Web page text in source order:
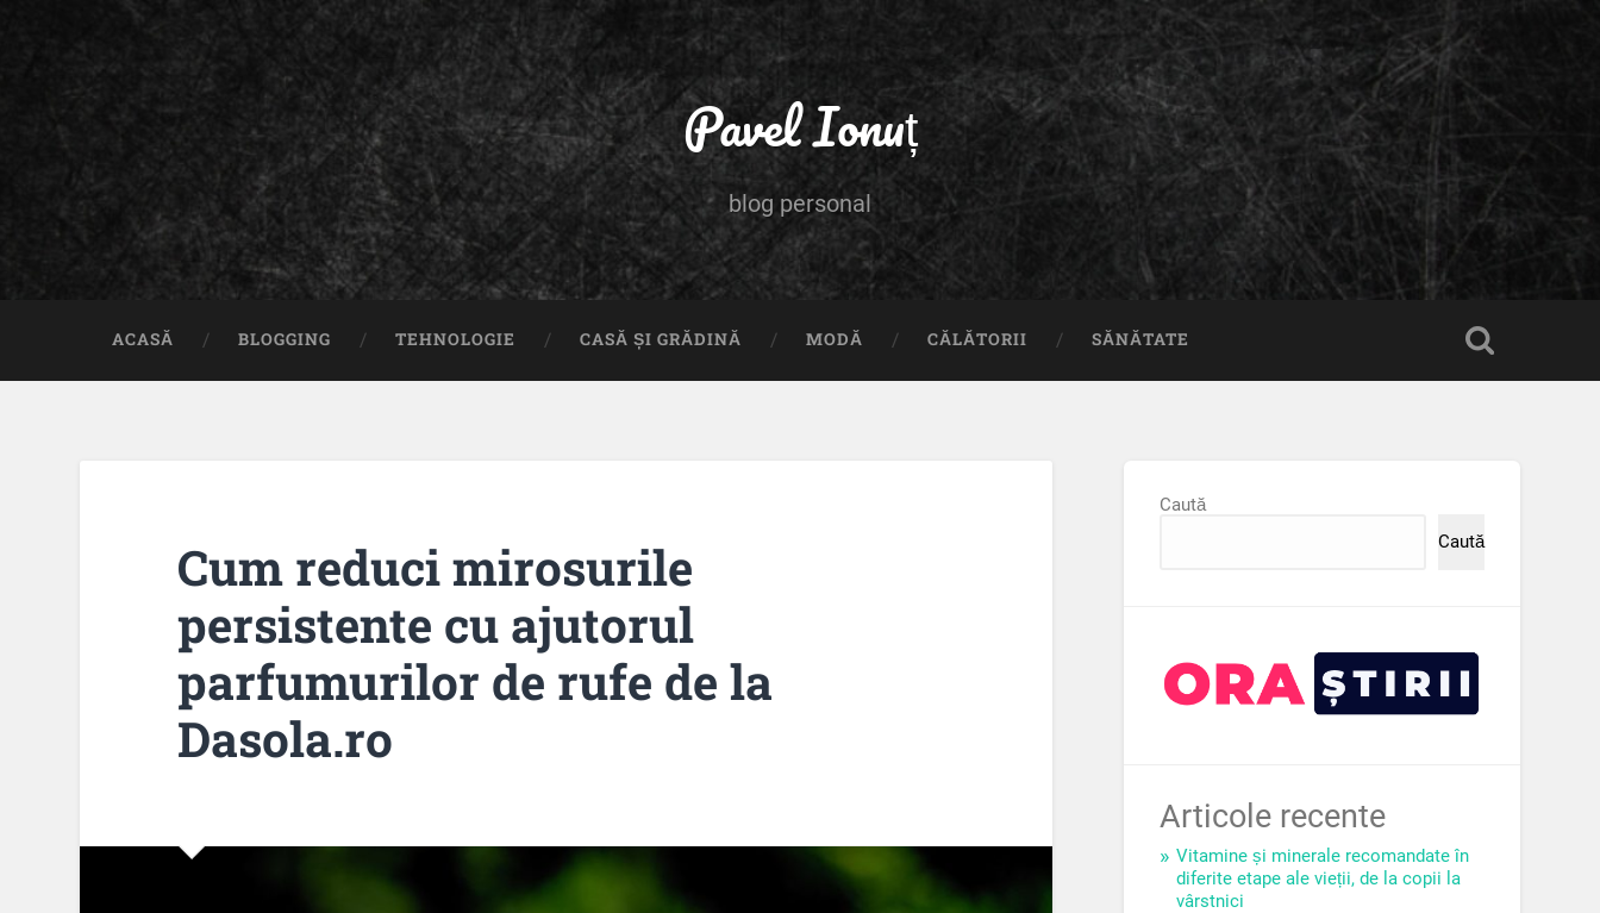
Pavel Ionuț
blog personal
ACASĂ BLOGGING TEHNOLOGIE CASĂ ȘI GRĂDINĂ MODĂ CĂLĂTORII SĂNĂTATE
Cum reduci mirosurile
persistente cu ajutorul
parfumurilor de rufe de la
Dasola.ro
Caută
Caută
Articole recente
Vitamine și minerale recomandate în
diferite etape ale vieții, de la copii la
vârstnici